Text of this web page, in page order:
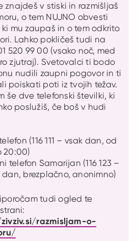
znajdeš v stiski in razmišljaš
o tem NUJNO obvesti
mu zaupaš in o tem odkrito
Lahko pokličeš tudi na
520 99 00 (vsako noč, med
zjutraj). Svetovalci ti bodo
nudili zaupni pogovor in ti
poiskati poti iz tvojih težav.
še dve telefonski številki, ki
poslužiš, če boš v hudi
(116 111 – vsak dan, od
20:00)
telefon Samarijan (116 123 –
dan, brezplačno, anonimno)
tudi ogled te
razmisljam-o-